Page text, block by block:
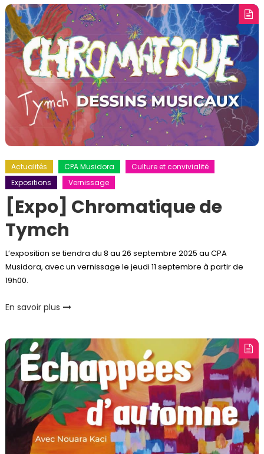
Actualités CPA Musidora
Culture et convivialité
Expositions
Vernissage
[Expo] Chromatique de
Tymch
L’exposition se tiendra du 8 au 26 septembre 2025 au CPA
Musidora, avec un vernissage le jeudi 11 septembre à partir de
19h00.
En savoir plus